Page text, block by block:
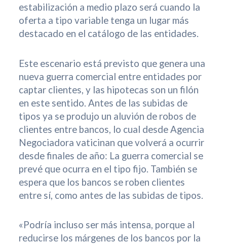
estabilización a medio plazo será cuando la
oferta a tipo variable tenga un lugar más
destacado en el catálogo de las entidades.
Este escenario está previsto que genera una
nueva guerra comercial entre entidades por
captar clientes, y las hipotecas son un filón
en este sentido. Antes de las subidas de
tipos ya se produjo un aluvión de robos de
clientes entre bancos, lo cual desde Agencia
Negociadora vaticinan que volverá a ocurrir
desde finales de año: La guerra comercial se
prevé que ocurra en el tipo fijo. También se
espera que los bancos se roben clientes
entre sí, como antes de las subidas de tipos.
«Podría incluso ser más intensa, porque al
reducirse los márgenes de los bancos por la